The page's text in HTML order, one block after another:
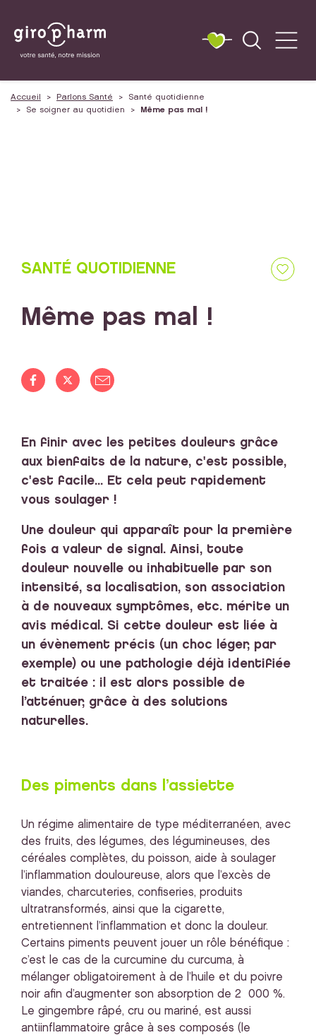
Accueil Parlons Santé
Santé quotidienne
Se soigner au quotidien
Même pas mal !
SANTÉ QUOTIDIENNE
Même pas mal !
En finir avec les petites douleurs grâce
aux bienfaits de la nature, c'est possible,
c'est facile... Et cela peut rapidement
vous soulager !
Une douleur qui apparaît pour la première
fois a valeur de signal. Ainsi, toute
douleur nouvelle ou inhabituelle par son
intensité, sa localisation, son association
à de nouveaux symptômes, etc. mérite un
avis médical. Si cette douleur est liée à
un évènement précis (un choc léger, par
exemple) ou une pathologie déjà identifiée
et traitée : il est alors possible de
l’atténuer, grâce à des solutions
naturelles.
Des piments dans l’assiette
Un régime alimentaire de type méditerranéen, avec
des fruits, des légumes, des légumineuses, des
céréales complètes, du poisson, aide à soulager
l’inflammation douloureuse, alors que l’excès de
viandes, charcuteries, confiseries, produits
ultratransformés, ainsi que la cigarette,
entretiennent l’inflammation et donc la douleur.
Certains piments peuvent jouer un rôle bénéfique :
c’est le cas de la curcumine du curcuma, à
mélanger obligatoirement à de l’huile et du poivre
noir afin d’augmenter son absorption de 2 000 %.
Le gingembre râpé, cru ou mariné, est aussi
antiinflammatoire grâce à ses composés (le